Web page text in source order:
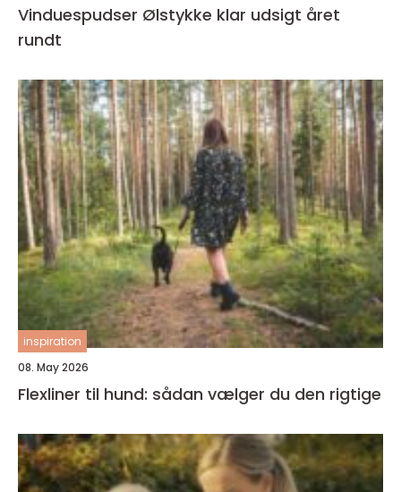
Vinduespudser Ølstykke klar udsigt året
rundt
inspiration
08. May 2026
Flexliner til hund: sådan vælger du den rigtige